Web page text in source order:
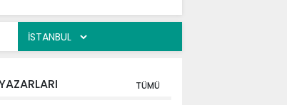
TÜMÜ